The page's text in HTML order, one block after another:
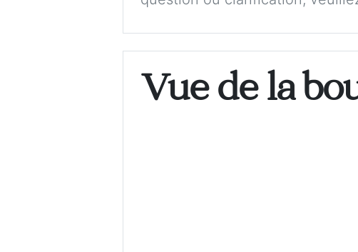
Vue de la